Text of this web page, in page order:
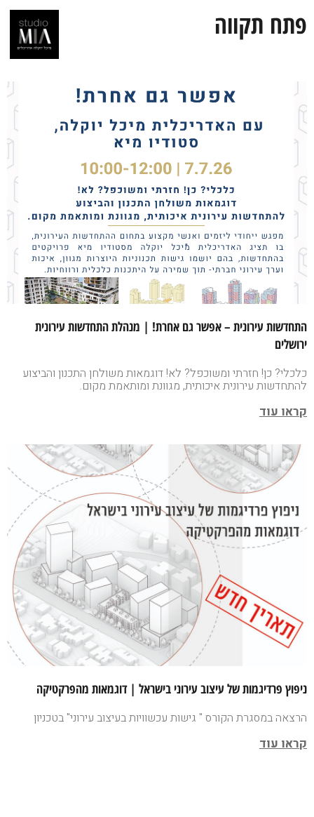
פתח תקווה
התחדשות עירונית – אפשר גם אחרת! | מנהלת התחדשות עירונית
ירושלים
כלכלי? כן! חזרתי ומשוכפל? לא! דוגמאות משולחן התכנון והביצוע
להתחדשות עירונית איכותית, מגוונת ומותאמת מקום.
קראו עוד
ניפוץ פרדיגמות של עיצוב עירוני בישראל | דוגמאות מהפרקטיקה
הרצאה במסגרת הקורס " גישות עכשוויות בעיצוב עירוני" בטכניון
קראו עוד